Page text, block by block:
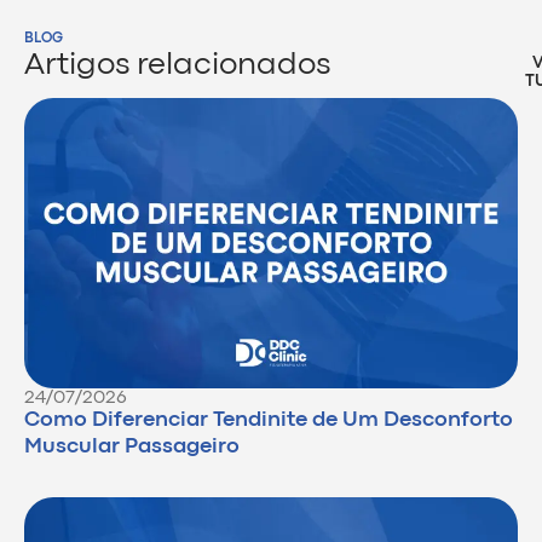
BLOG
Artigos relacionados
24/07/2026
Como Diferenciar Tendinite de Um Desconforto
Muscular Passageiro